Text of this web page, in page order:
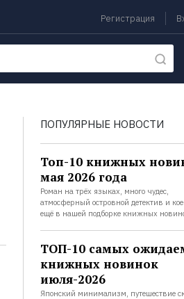
Регистрация
ПОПУЛЯРНЫЕ НОВОСТИ
Топ-10 книжных
мая 2026 года
Роман на трёх языках, много чудес,
атмосферный островной детектив и
ещё в нашей подборке книжных
ТОП-10 самых
книжных новинок
июля-2026
Японский минимализм, путешествие